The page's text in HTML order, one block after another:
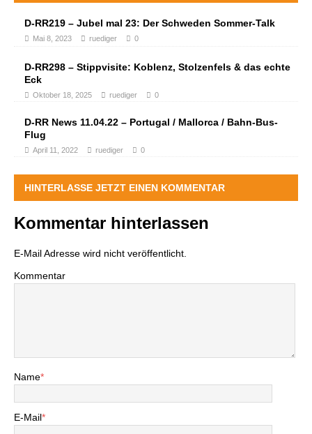
D-RR219 – Jubel mal 23: Der Schweden Sommer-Talk
Mai 8, 2023 ruediger 0
D-RR298 – Stippvisite: Koblenz, Stolzenfels & das echte
Eck
Oktober 18, 2025 ruediger 0
D-RR News 11.04.22 – Portugal / Mallorca / Bahn-Bus-
Flug
April 11, 2022 ruediger 0
HINTERLASSE JETZT EINEN KOMMENTAR
Kommentar hinterlassen
E-Mail Adresse wird nicht veröffentlicht.
Kommentar
Name*
E-Mail*